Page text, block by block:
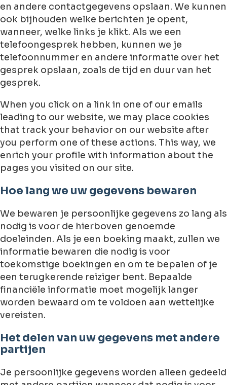
en andere contactgegevens opslaan. We kunnen
ook bijhouden welke berichten je opent,
wanneer, welke links je klikt. Als we een
telefoongesprek hebben, kunnen we je
telefoonnummer en andere informatie over het
gesprek opslaan, zoals de tijd en duur van het
gesprek.
When you click on a link in one of our emails
leading to our website, we may place cookies
that track your behavior on our website after
you perform one of these actions. This way, we
enrich your profile with information about the
pages you visited on our site.
Hoe lang we uw gegevens bewaren
We bewaren je persoonlijke gegevens zo lang als
nodig is voor de hierboven genoemde
doeleinden. Als je een boeking maakt, zullen we
informatie bewaren die nodig is voor
toekomstige boekingen en om te bepalen of je
een terugkerende reiziger bent. Bepaalde
financiële informatie moet mogelijk langer
worden bewaard om te voldoen aan wettelijke
vereisten.
Het delen van uw gegevens met andere
partijen
Je persoonlijke gegevens worden alleen gedeeld